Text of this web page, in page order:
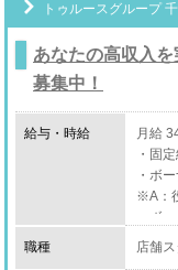
トゥルースグループ
あなたの高収入
募集中！
給与・時給
月給
・固
・ボ
※A：
・ボ
・チ
職種 店舗